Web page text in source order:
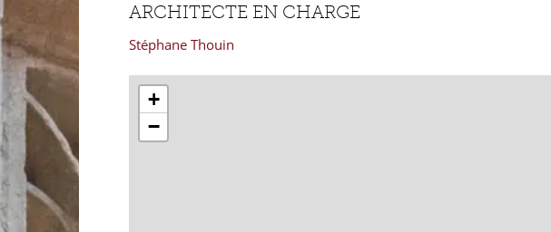
ARCHITECTE EN CHARGE
Stéphane Thouin
+
−